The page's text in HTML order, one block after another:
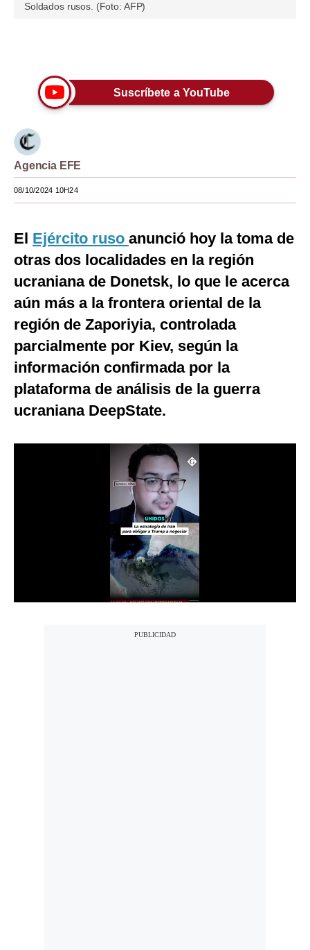
Tendencias
Lujo
Viajes
Mundo
EEUU
España
Internacional
Club del Suscriptor
Soldados rusos. (Foto: AFP)
Suscríbete a YouTube
Agencia EFE
08/10/2024 10H24
El Ejército ruso anunció hoy la toma de
otras dos localidades en la región
ucraniana de Donetsk, lo que le acerca
aún más a la frontera oriental de la
región de Zaporiyia, controlada
parcialmente por Kiev, según la
información confirmada por la
plataforma de análisis de la guerra
ucraniana DeepState.